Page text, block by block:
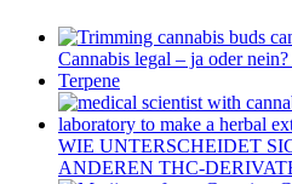
Cannabis legal – ja oder
Terpene
WIE UNTERSCHEIDET
ANDEREN THC-